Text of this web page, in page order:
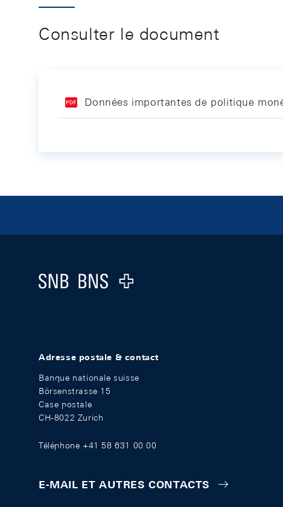
Consulter le document
Données importantes de politique
Logo
Adresse postale & contact
Banque nationale suisse
Börsenstrasse 15
Case postale
CH-8022 Zurich
Téléphone +41 58 631 00 00
E-MAIL ET AUTRES CONTACTS